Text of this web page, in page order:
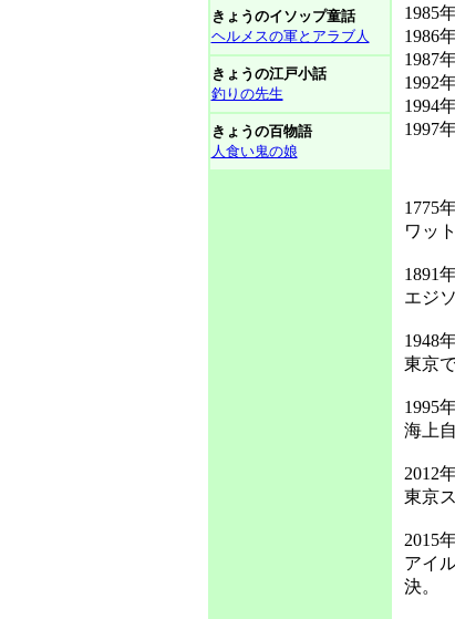
きょうのイソップ童話
ヘルメスの軍とアラブ人
きょうの江戸小話
釣りの先生
きょうの百物語
人食い鬼の娘
1985
1986
1992
1994
1775
ワッ
1891
エジ
1948
東京
1995
海上
2012
東京
2015
アイ
決。